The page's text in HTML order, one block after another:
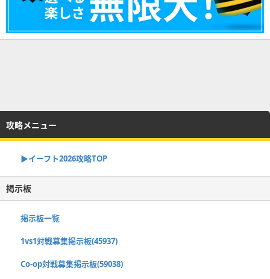
攻略メニュー
▶イーフト2026攻略TOP
掲示板
掲示板一覧
1vs1対戦募集掲示板(45937)
Co-op対戦募集掲示板(59038)